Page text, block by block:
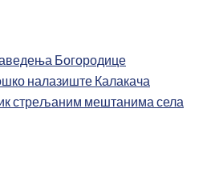
Богородице
налазиште Калакача
стрељаним мештанима села